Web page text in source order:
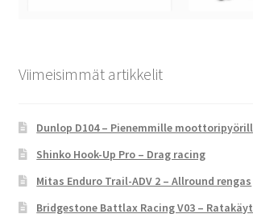
Viimeisimmät artikkelit
Dunlop D104 – Pienemmille
Shinko Hook-Up Pro – Drag racing
Mitas Enduro Trail-ADV 2 – Allround rengas
Bridgestone Battlax Racing V03 –